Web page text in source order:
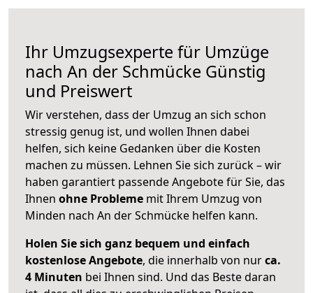
Ihr Umzugsexperte für Umzüge
nach An der Schmücke Günstig
und Preiswert
Wir verstehen, dass der Umzug an sich schon
stressig genug ist, und wollen Ihnen dabei
helfen, sich keine Gedanken über die Kosten
machen zu müssen. Lehnen Sie sich zurück – wir
haben garantiert passende Angebote für Sie, das
Ihnen ohne Probleme mit Ihrem Umzug von
Minden nach An der Schmücke helfen kann.
Holen Sie sich ganz bequem und einfach
kostenlose Angebote, die innerhalb von nurca.
4 Minuten bei Ihnen sind. Und das Beste daran